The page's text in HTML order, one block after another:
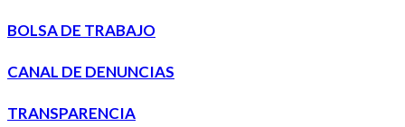
BOLSA DE TRABAJO
CANAL DE DENUNCIAS
TRANSPARENCIA